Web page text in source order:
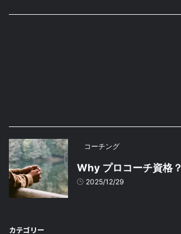
コーチング
Why プロコーチ資格？
2025/12/29
カテゴリー